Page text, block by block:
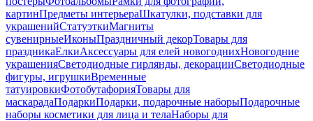
картинПредметы интерьераШкатулки, подставки для
украшенийСтатуэткиМагниты
сувенирныеИконыПраздничный декорТовары для
праздникаЕлкиАксессуары для елей новогоднихНовогодние
украшенияСветодиодные гирлянды, декорацииСветодиодные
фигуры, игрушкиВременные
татуировкиФотобутафорияТовары для
маскарадаПодаркиПодарки, подарочные наборыПодарочные
наборы косметики для лица и телаНаборы для